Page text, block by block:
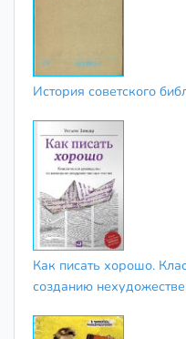
История советского
Как писать хорошо.
созданию